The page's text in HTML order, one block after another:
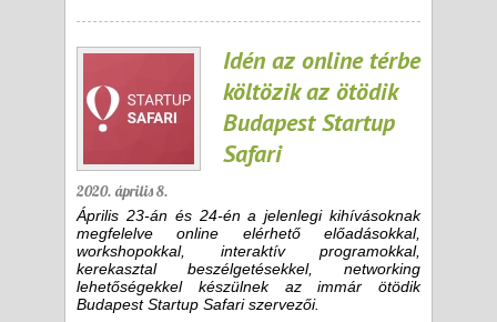
Idén az online térbe
költözik az ötödik
Budapest Startup
Safari
2020. április 8.
Április 23-án és 24-én a jelenlegi kihívásoknak
megfelelve online elérhető előadásokkal,
workshopokkal, interaktív programokkal,
kerekasztal beszélgetésekkel, networking
lehetőségekkel készülnek az immár ötödik
Budapest Startup Safari szervezői.